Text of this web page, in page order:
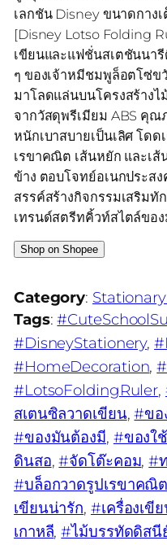
เลกชัน Disney ขนาดกางเ
[Disney Lotso Folding
เขียนและแฟชั่นสเตชันนา
ๆ ของเจ้าหมีชมพูล็อตโซ่ข
มาโลดแล่นบนโครงสร้าง
จากวัสดุพรีเมียม ABS คุณ
หนักเบาสบายเป็นเลิศ โด
เรขาคณิต เส้นหยัก และเ
ข้าง ตอบโจทย์อเนกประส
สรรค์สร้างกิจกรรมเสริม
เทรนด์สตรีทคิ้วท์สไตล์ขอ
Shop on Shopee
Category:
Tags:
#DisneyStationery,
#HomeDecoration,
#LotsoFoldingRuler,
สเตนซิลวาดเขียน, #ขอ
#ของมันต้องมี, #ของใ
ดินสอ, #จัดโต๊ะคอม, #
#บล็อกวาดรูปเรขาคณิต
เขียนน่ารัก, #เครื่องเขี
เกาหลี, #ไม้บรรทัดดิส